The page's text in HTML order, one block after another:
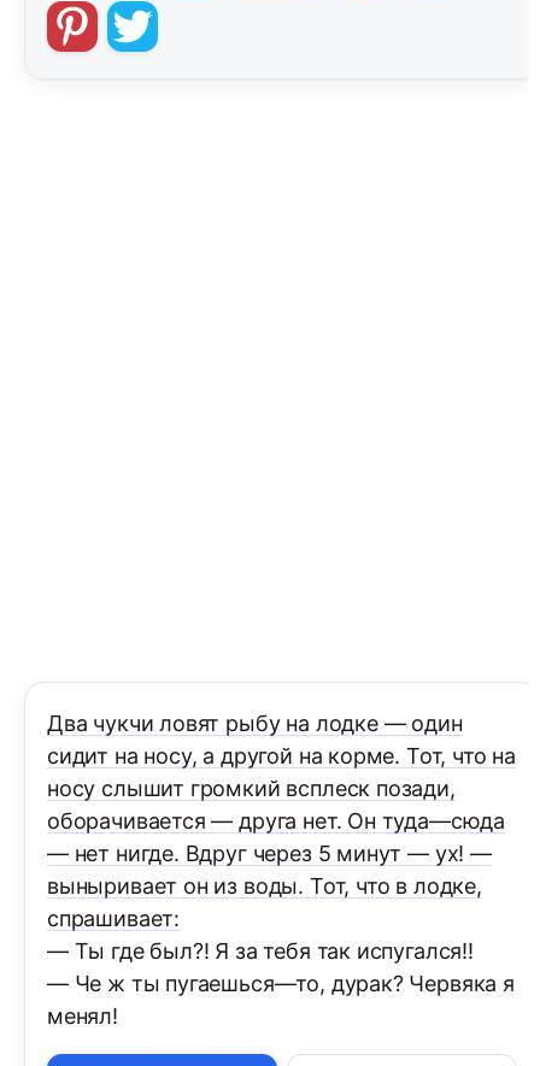
Два чукчи ловят рыбу на лодке — один
сидит на носу, а другой на корме. Тот, что на
носу слышит громкий всплеск позади,
оборачивается — друга нет. Он туда—сюда
— нет нигде. Вдруг через 5 минут — ух! —
выныривает он из воды. Тот, что в лодке,
спрашивает:
— Ты где был?! Я за тебя так испугался!!
— Че ж ты пугаешься—то, дурак? Червяка я
менял!